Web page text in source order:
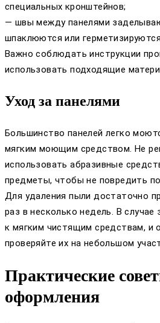
специальных кронштейнов;
— швы между панелями
шпаклюются или
Важно соблюдать инструкции
использовать подходящие
Уход за панелями
Большинство панелей легко
мягким моющим средством. Не
использовать абразивные
предметы, чтобы не повредить
Для удаления пыли достаточно
раз в несколько недель. В случае
к мягким чистящим средствам, и
проверяйте их на небольшом
Практические
оформления